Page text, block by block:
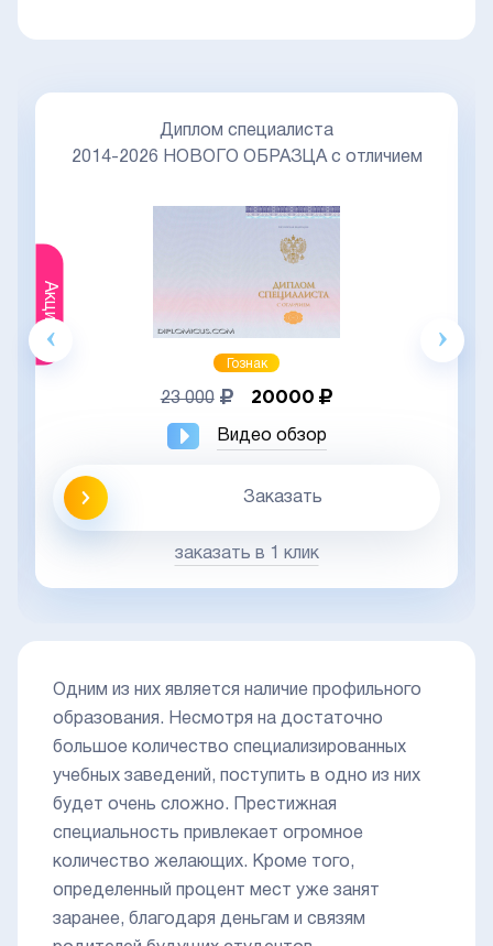
Акция
Диплом специалиста
2014-2026 НОВОГО ОБРАЗЦА с отличием
Гознак
23 000 20000
Видео обзор
Заказать
заказать в 1 клик
Одним из них является наличие профильного
образования. Несмотря на достаточно
большое количество специализированных
учебных заведений, поступить в одно из них
будет очень сложно. Престижная
специальность привлекает огромное
количество желающих. Кроме того,
определенный процент мест уже занят
заранее, благодаря деньгам и связям